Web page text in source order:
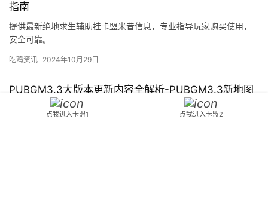
指南
提供最新绝地求生辅助挂卡盟米昔信息，专业指导玩家购买使用，
安全可靠。
吃鸡资讯 2024年10月29日
PUBGM3.3大版本更新内容全解析-PUBGM3.3新地图
与武器系统详解
点我进入卡盟1 点我进入卡盟2